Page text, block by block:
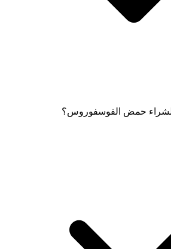
لشراء حمض الفوسفوروس؟